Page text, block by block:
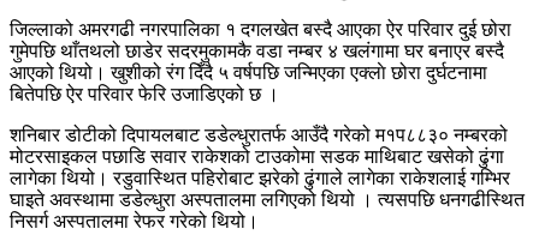
जिल्लाको अमरगढी नगरपालिका १ दगलखेत बस्दै आएका ऐर परिवार दुई छोरा
गुमेपछि थाँतथलो छाडेर सदरमुकामकै वडा नम्बर ४ खलंगामा घर बनाएर बस्दै
आएको थियो। खुशीको रंग दिँदै ५ वर्षपछि जन्मिएका एक्लाे छोरा दुर्घटनामा
बितेपछि ऐर परिवार फेरि उजाडिएको छ ।
शनिबार डोटीको दिपायलबाट डडेल्धुरातर्फ आउँदै गरेको म१प८८३० नम्बरको
मोटरसाइकल पछाडि सवार राकेशको टाउकोमा सडक माथिबाट खसेको ढुंगा
लागेका थियो। रडुवास्थित पहिरोबाट झरेको ढुंगाले लागेका राकेशलाई गम्भिर
घाइते अवस्थामा डडेल्धुरा अस्पतालमा लगिएको थियो । त्यसपछि धनगढीस्थित
निसर्ग अस्पतालमा रेफर गरेको थियो।